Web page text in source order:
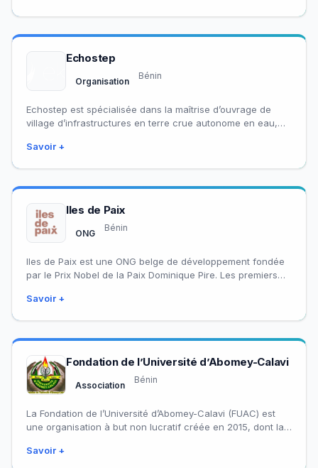
Echostep
Organisation
Bénin
Echostep est spécialisée dans la maîtrise d’ouvrage de
village d’infrastructures en terre crue autonome en eau,
Savoir +
Iles de Paix
ONG
Bénin
Iles de Paix est une ONG belge de développement fondée
par le Prix Nobel de la Paix Dominique Pire. Les premiers
Savoir +
Fondation de l’Université d’Abomey-Calavi
Association
Bénin
La Fondation de l’Université d’Abomey-Calavi (FUAC) est
une organisation à but non lucratif créée en 2015, dont la
Savoir +